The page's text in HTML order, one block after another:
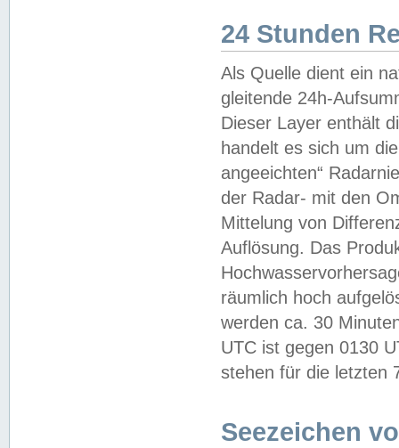
24 Stunden
Als Quelle dient ein
gleitende 24h-
Dieser Layer enthält
handelt es sich um
angeeichten“
der Radar- mit den
Mittelung von
Auflösung. Das
räumlich hoch
werden ca. 30
UTC ist gegen 0130
stehen für die letzten
Seezeichen